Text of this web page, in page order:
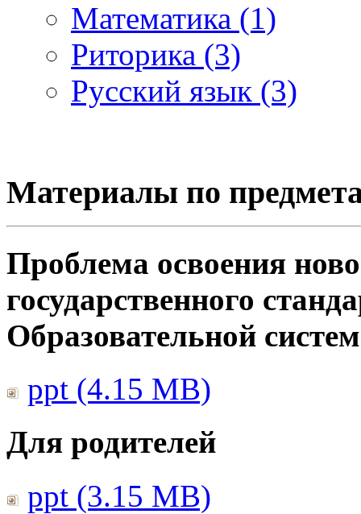
Математика (1)
Риторика (3)
Русский язык (3)
Материалы по
Проблема освоения
государственного
Образовательной
ppt (4.15 MB)
Для родителей
ppt (3.15 MB)